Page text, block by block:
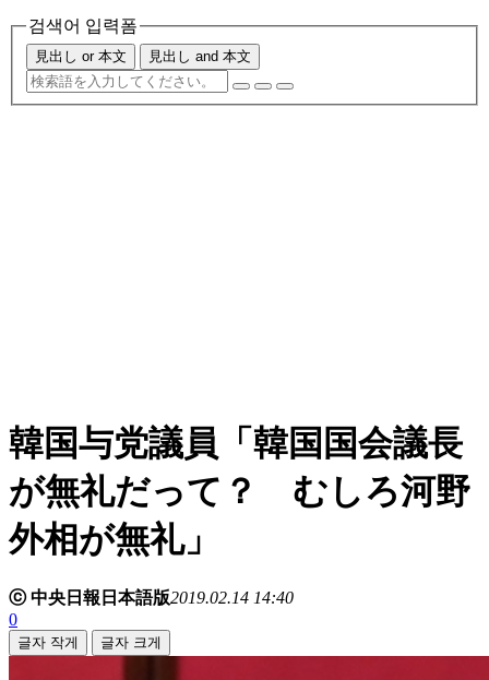
검색어 입력폼
見出し or 本文 見出し and 本文
韓国与党議員「韓国国会議長
が無礼だって？ むしろ河野
外相が無礼」
ⓒ 中央日報日本語版2019.02.14 14:40
0
글자 작게 글자 크게